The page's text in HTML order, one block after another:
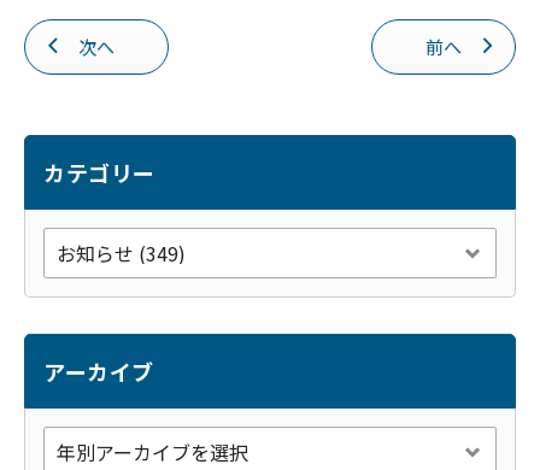
e
b
o
k
次へ 前へ
カテゴリー
アーカイブ